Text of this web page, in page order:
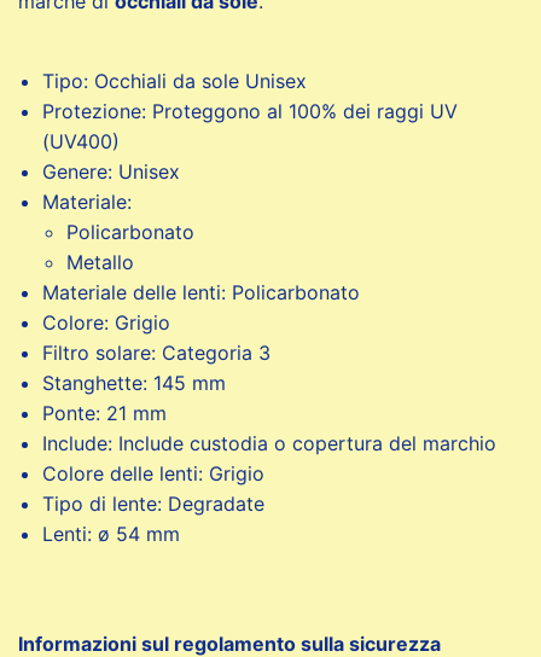
Tipo: Occhiali da sole Unisex
Protezione: Proteggono al 100% dei raggi UV
(UV400)
Genere: Unisex
Materiale:
Policarbonato
Metallo
Materiale delle lenti: Policarbonato
Colore: Grigio
Filtro solare: Categoria 3
Stanghette: 145 mm
Ponte: 21 mm
Include: Include custodia o copertura del marchio
Colore delle lenti: Grigio
Tipo di lente: Degradate
Lenti: ø 54 mm
Informazioni sul regolamento sulla sicurezza